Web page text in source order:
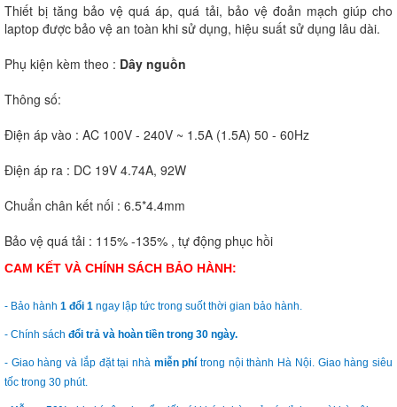
Thiết bị tăng bảo vệ quá áp, quá tải, bảo vệ đoản mạch giúp cho
laptop được bảo vệ an toàn khi sử dụng, hiệu suất sử dụng lâu dài.
Phụ kiện kèm theo : Dây nguồn
Thông số:
Điện áp vào : AC 100V - 240V ~ 1.5A (1.5A) 50 - 60Hz
Điện áp ra : DC 19V 4.74A, 92W
Chuẩn chân kết nối : 6.5*4.4mm
Bảo vệ quá tải : 115% -135% , tự động phục hồi
CAM KẾT VÀ CHÍNH SÁCH BẢO HÀNH:
- Bảo hành 1 đổi 1 ngay lập tức trong suốt thời gian bảo hành.
- Chính sách đổi trả và hoàn tiền trong 30 ngày.
- Giao hàng và lắp đặt tại nhà miễn phí trong nội thành Hà Nội. Giao hàng siêu
tốc trong 30 phút.